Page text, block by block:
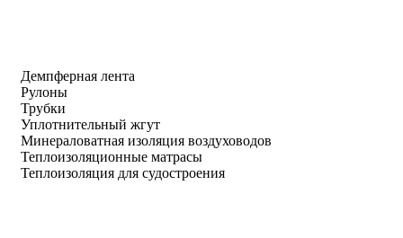
Демпферная лента
Рулоны
Трубки
Уплотнительный жгут
Минераловатная изоляция воздуховодов
Теплоизоляционные матрасы
Теплоизоляция для судостроения